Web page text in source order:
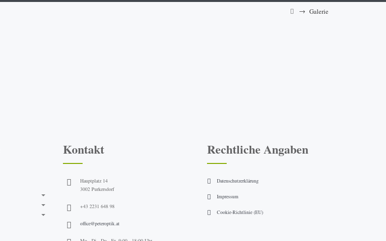
→ Galerie
Kontakt
Hauptplatz 14
3002 Purkersdorf
+43 2231 648 98
office@peteroptik.at
Rechtliche Angaben
Datenschutzerklärung
Impressum
Cookie-Richtlinie (EU)